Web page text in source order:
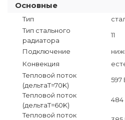
Основные
Тип
Тип стального
радиатора
11
Подключение
Конвекция
Тепловой поток
(дельтаT=70K)
597
Тепловой поток
(дельтаТ=60K)
484
Тепловой поток